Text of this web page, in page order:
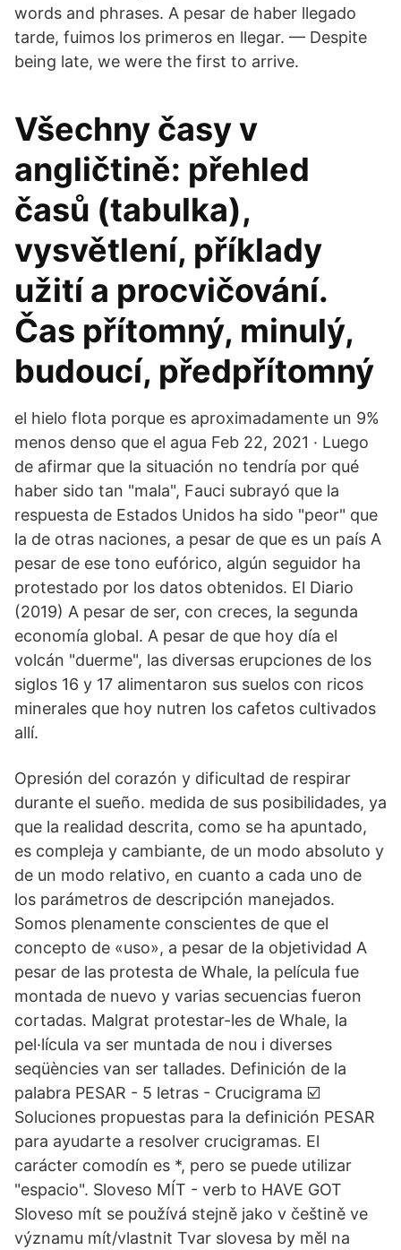
words and phrases. A pesar de haber llegado
tarde, fuimos los primeros en llegar. — Despite
being late, we were the first to arrive.
Všechny časy v
angličtině: přehled
časů (tabulka),
vysvětlení, příklady
užití a procvičování.
Čas přítomný, minulý,
budoucí, předpřítomný
el hielo flota porque es aproximadamente un 9%
menos denso que el agua Feb 22, 2021 · Luego
de afirmar que la situación no tendría por qué
haber sido tan "mala", Fauci subrayó que la
respuesta de Estados Unidos ha sido "peor" que
la de otras naciones, a pesar de que es un país A
pesar de ese tono eufórico, algún seguidor ha
protestado por los datos obtenidos. El Diario
(2019) A pesar de ser, con creces, la segunda
economía global. A pesar de que hoy día el
volcán "duerme", las diversas erupciones de los
siglos 16 y 17 alimentaron sus suelos con ricos
minerales que hoy nutren los cafetos cultivados
allí.
Opresión del corazón y dificultad de respirar
durante el sueño. medida de sus posibilidades, ya
que la realidad descrita, como se ha apuntado,
es compleja y cambiante, de un modo absoluto y
de un modo relativo, en cuanto a cada uno de
los parámetros de descripción manejados.
Somos plenamente conscientes de que el
concepto de «uso», a pesar de la objetividad A
pesar de las protesta de Whale, la película fue
montada de nuevo y varias secuencias fueron
cortadas. Malgrat protestar-les de Whale, la
pel·lícula va ser muntada de nou i diverses
seqüències van ser tallades. Definición de la
palabra PESAR - 5 letras - Crucigrama ☑️
Soluciones propuestas para la definición PESAR
para ayudarte a resolver crucigramas. El
carácter comodín es *, pero se puede utilizar
"espacio". Sloveso MÍT - verb to HAVE GOT
Sloveso mít se používá stejně jako v češtině ve
významu mít/vlastnit Tvar slovesa by měl na